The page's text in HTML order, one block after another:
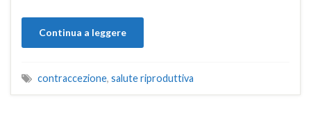
Continua a leggere
contraccezione, salute riproduttiva